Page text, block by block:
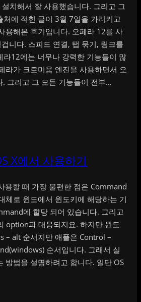
치해서 잘 사용했습니다. 그리고 그
처에 적힌 글이 3월 7일을 가리키고
용해본 후기입니다. 오페라 12를 사
니다. 스피드 연결, 탭 묶기, 링크를
라12에는 너무나 강력한 기능들이 많
라가 크로미움 엔진을 사용하면서 오
그리고 그 모든 기능들이 전부…
X에서 사용하기
용할 때 가장 불편한 점은 Command
체로 윈도에서 윈도키에 해당하는 기
에 할당 되어 있습니다. 그리고
option과 대응되지요. 하지만 윈도
– alt 순서지만 애플은 Control –
순서입니다. 그래서 실
방법을 설명하려고 합니다. 일단 OS